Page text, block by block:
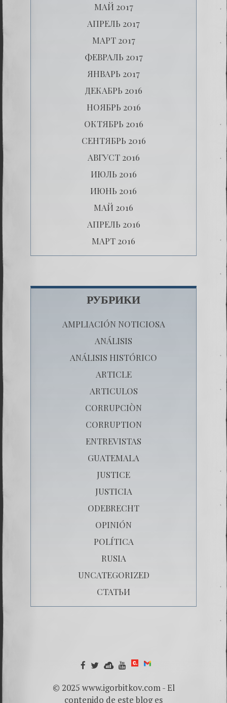
МАЙ 2017
АПРЕЛЬ 2017
МАРТ 2017
ФЕВРАЛЬ 2017
ЯНВАРЬ 2017
ДЕКАБРЬ 2016
НОЯБРЬ 2016
ОКТЯБРЬ 2016
СЕНТЯБРЬ 2016
АВГУСТ 2016
ИЮЛЬ 2016
ИЮНЬ 2016
МАЙ 2016
АПРЕЛЬ 2016
МАРТ 2016
РУБРИКИ
AMPLIACIÓN NOTICIOSA
ANÁLISIS
ANÁLISIS HISTÓRICO
ARTICLE
ARTICULOS
CORRUPCIÒN
CORRUPTION
ENTREVISTAS
GUATEMALA
JUSTICE
JUSTICIA
ODEBRECHT
OPINIÓN
POLÍTICA
RUSIA
UNCATEGORIZED
СТАТЬИ
© 2025 www.igorbitkov.com - El
contenido de este blog es